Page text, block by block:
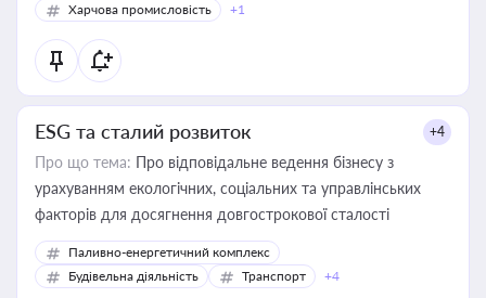
Харчова промисловість
+1
ESG та сталий розвиток +4
Про що тема: Про відповідальне ведення бізнесу з
урахуванням екологічних, соціальних та управлінських
факторів для досягнення довгострокової сталості
Паливно-енергетичний комплекс
Будівельна діяльність
Транспорт +4